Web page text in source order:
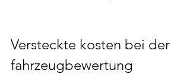
Versteckte kosten bei der
fahrzeugbewertung